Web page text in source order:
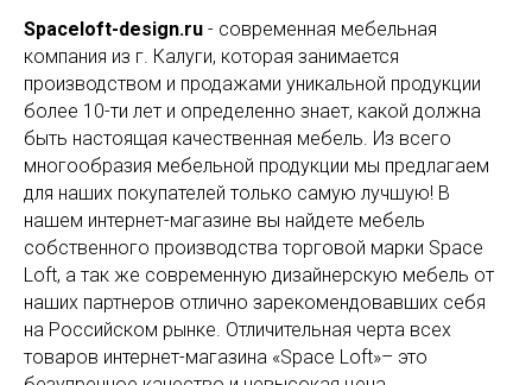
Spaceloft-design.ru - современная мебельная
компания из г. Калуги, которая занимается
производством и продажами уникальной продукции
более 10-ти лет и определенно знает, какой должна
быть настоящая качественная мебель. Из всего
многообразия мебельной продукции мы предлагаем
для наших покупателей только самую лучшую! В
нашем интернет-магазине вы найдете мебель
собственного производства торговой марки Space
Loft, а так же современную дизайнерскую мебель от
наших партнеров отлично зарекомендовавших себя
на Российском рынке. Отличительная черта всех
товаров интернет-магазина «Space Loft»– это